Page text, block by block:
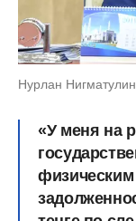
Нурлан
«У меня на